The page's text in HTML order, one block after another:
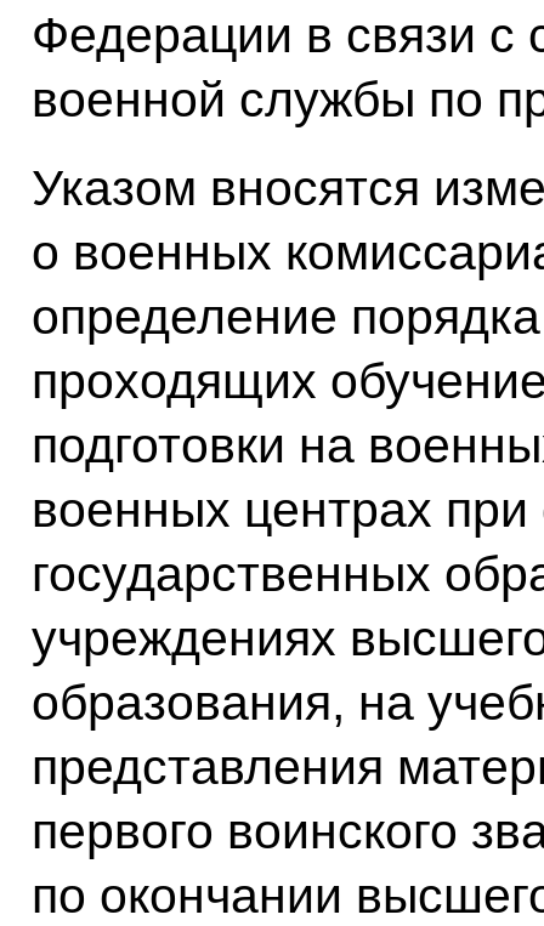
Федерации в связи с
военной службы по
Указом вносятся
о военных
определение
проходящих
подготовки на
военных центрах
государственных
учреждениях
образования, на
представления
первого воинского
по окончании